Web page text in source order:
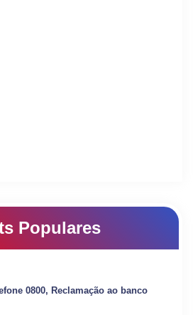
Populares
0800, Reclamação ao banco